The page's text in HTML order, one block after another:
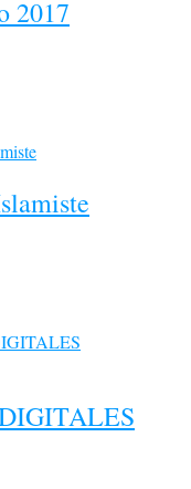
2017